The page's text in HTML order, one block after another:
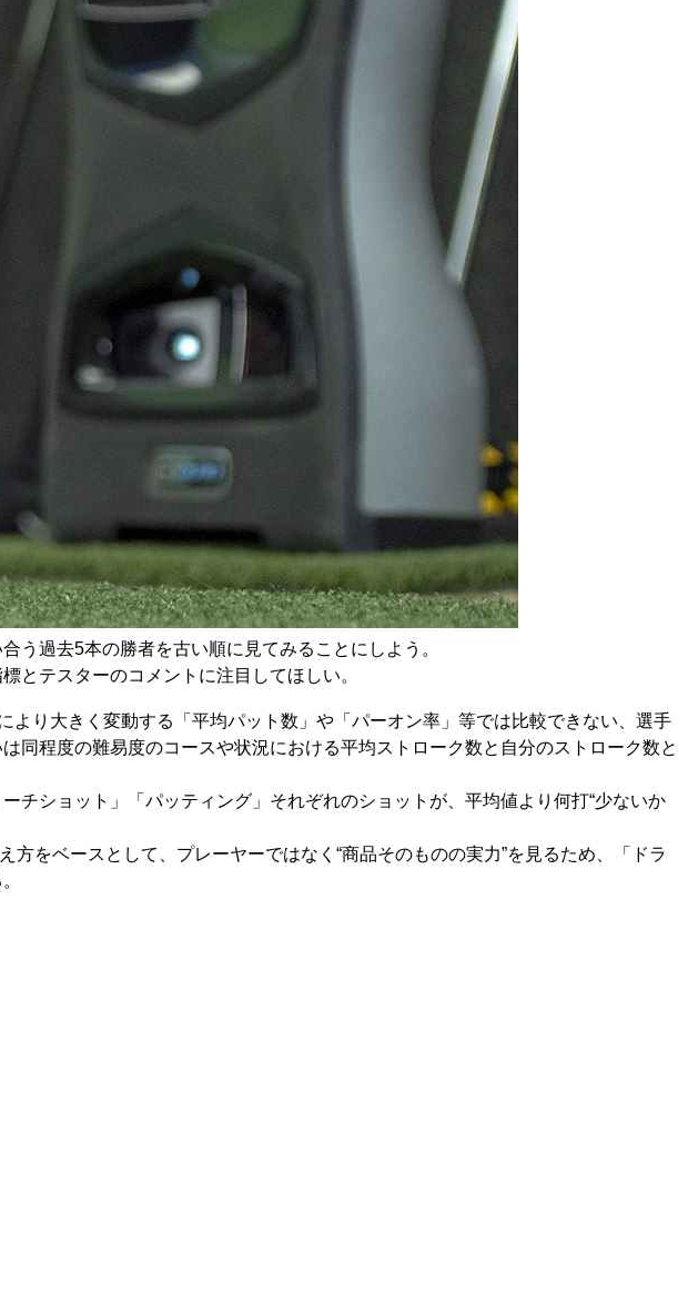
う過去5本の勝者を古い順に見てみることにしよう。
とテスターのコメントに注目してほしい。
り大きく変動する「平均パット数」や「パーオン率」等では比較できない、選手
同程度の難易度のコースや状況における平均ストローク数と自分のストローク数と
チショット」「パッティング」それぞれのショットが、平均値より何打“少ないか
をベースとして、プレーヤーではなく“商品そのものの実力”を見るため、「ドラ